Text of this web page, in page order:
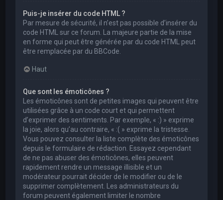
Puis-je insérer du code HTML ?
Par mesure de sécurité, il n’est pas possible d’insérer du
code HTML sur ce forum. La majeure partie de la mise
en forme qui peut être générée par du code HTML peut
être remplacée par du BBCode.
Haut
Que sont les émoticônes ?
Les émoticônes sont de petites images qui peuvent être
utilisées grâce à un code court et qui permettent
d’exprimer des sentiments. Par exemple, « :) » exprime
la joie, alors qu’au contraire, « :( » exprime la tristesse.
Vous pouvez consulter la liste complète des émoticônes
depuis le formulaire de rédaction. Essayez cependant
de ne pas abuser des émoticônes, elles peuvent
rapidement rendre un message illisible et un
modérateur pourrait décider de le modifier ou de le
supprimer complètement. Les administrateurs du
forum peuvent également limiter le nombre